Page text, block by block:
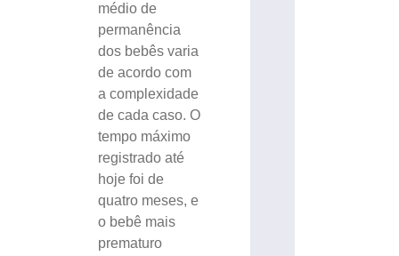
médio de
permanência
dos bebês varia
de acordo com
a complexidade
de cada caso. O
tempo máximo
registrado até
hoje foi de
quatro meses, e
o bebê mais
prematuro